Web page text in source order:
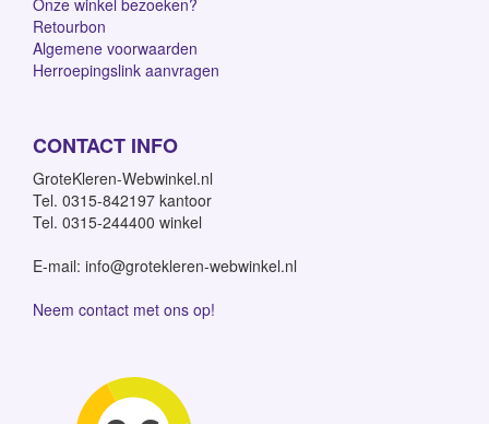
Retourbon
Algemene voorwaarden
Herroepingslink aanvragen
CONTACT INFO
GroteKleren-Webwinkel.nl
Tel. 0315-842197 kantoor
Tel. 0315-244400 winkel
E-mail: info@grotekleren-webwinkel.nl
Neem contact met ons op!